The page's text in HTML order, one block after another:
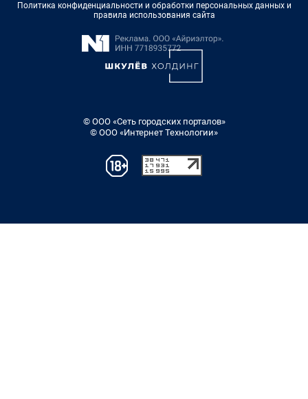
Политика конфиденциальности и обработки персональных данных и
правила использования сайта
© ООО «Сеть городских порталов»
© ООО «Интернет Технологии»